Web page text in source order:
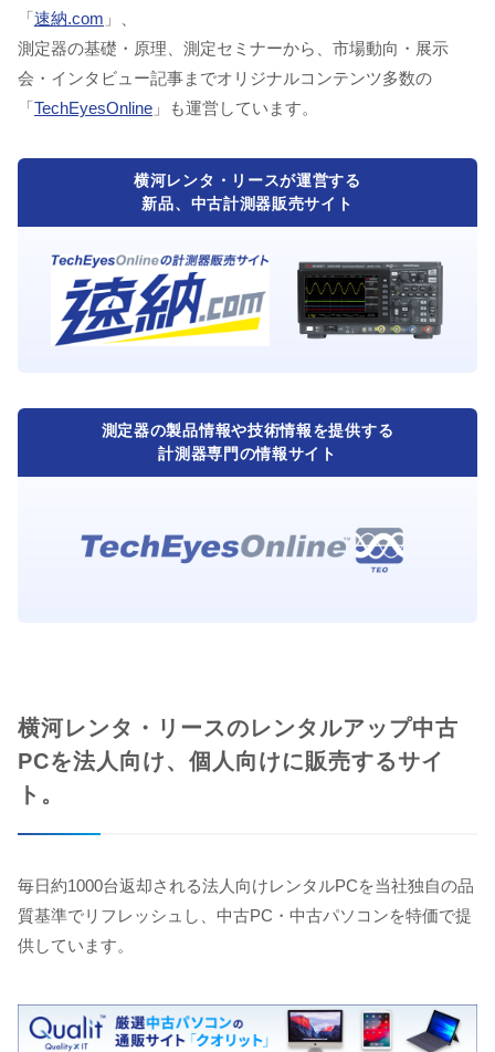
「速納.com 」、
測定器の基礎・原理、測定セミナーから、市場動向・展示
会・インタビュー記事までオリジナルコンテンツ多数の
「TechEyesOnline 」も運営しています。
横河レンタ・リースが運営する
新品、中古計測器販売サイト
測定器の製品情報や技術情報を提供する
計測器専門の情報サイト
横河レンタ・リースのレンタルアップ中古
PCを法人向け、個人向けに販売するサイ
ト。
毎日約1000台返却される法人向けレンタルPCを当社独自の品
質基準でリフレッシュし、中古PC・中古パソコンを特価で提
供しています。